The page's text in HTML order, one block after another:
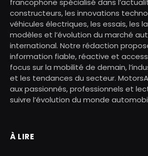
constructeurs, les innovations
véhicules électriques, les essais, les
modèles et l’évolution du marché
international. Notre rédaction
information fiable, réactive et
focus sur la mobilité de demain,
et les tendances du secteur.
aux passionnés, professionnels et
suivre l’évolution du monde
À LIRE